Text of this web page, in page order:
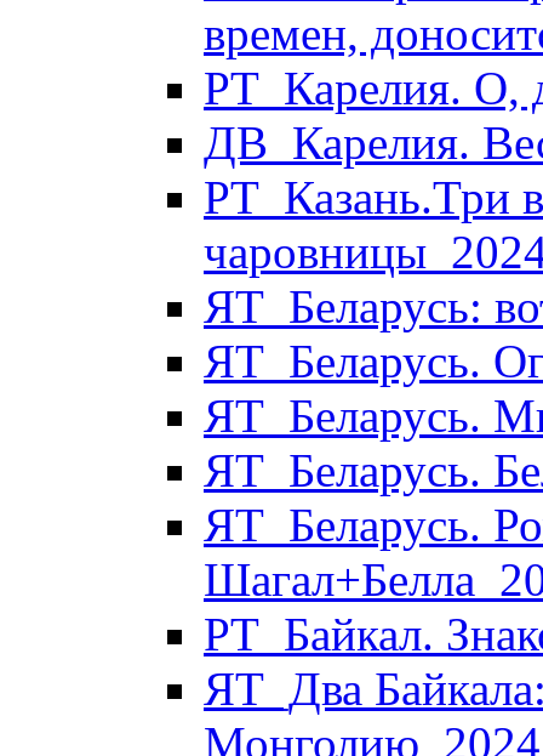
времен,
РТ_Карелия. О,
ДВ_Карелия.
РТ_Казань.Три
ЯТ_Беларусь:
ЯТ_Беларусь.
ЯТ_Беларусь.
ЯТ_Беларусь.
ЯТ_Беларусь.
РТ_Байкал.
ЯТ_Два
Монголию_2024